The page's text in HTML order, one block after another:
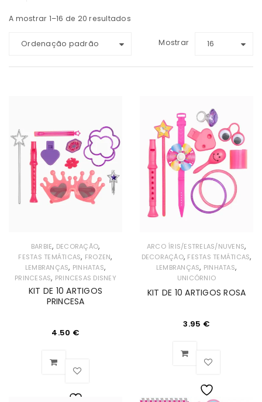
A mostrar 1–16 de 20 resultados
Ordenação padrão Mostrar 16
BARBIE, DECORAÇÃO,
FESTAS TEMÁTICAS, FROZEN,
LEMBRANÇAS, PINHATAS,
PRINCESAS, PRINCESAS DISNEY
KIT DE 10 ARTIGOS
PRINCESA
4.50 €
ARCO ÍRIS/ESTRELAS/NUVENS,
DECORAÇÃO, FESTAS TEMÁTICAS,
LEMBRANÇAS, PINHATAS,
UNICÓRNIO
KIT DE 10 ARTIGOS ROSA
3.95 €